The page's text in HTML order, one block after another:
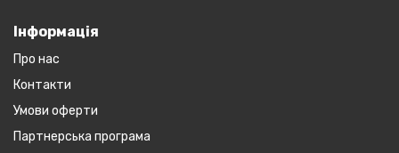
Інформація
Про нас
Контакти
Умови оферти
Партнерська програма